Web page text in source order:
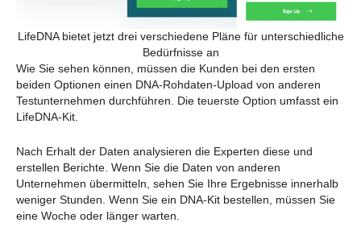
LifeDNA bietet jetzt drei verschiedene Pläne für unterschiedliche
Bedürfnisse an
Wie Sie sehen können, müssen die Kunden bei den ersten
beiden Optionen einen DNA-Rohdaten-Upload von anderen
Testunternehmen durchführen. Die teuerste Option umfasst ein
LifeDNA-Kit.
Nach Erhalt der Daten analysieren die Experten diese und
erstellen Berichte. Wenn Sie die Daten von anderen
Unternehmen übermitteln, sehen Sie Ihre Ergebnisse innerhalb
weniger Stunden. Wenn Sie ein DNA-Kit bestellen, müssen Sie
eine Woche oder länger warten.